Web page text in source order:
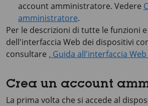
account amministratore. Vedere
amministratore.
Per le descrizioni di tutte le funzioni
dell'interfaccia Web dei dispositivi
consultare . Guida all'interfaccia Web
Crea un account
La prima volta che si accede al